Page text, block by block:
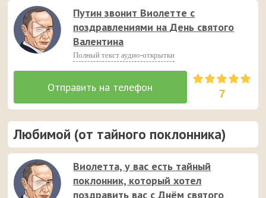
Путин звонит Виолетте с
поздравлениями на День святого
Валентина
Полный текст аудио-открытки
7
Любимой (от тайного поклонника)
Виолетта, у вас есть тайный
поклонник, который хотел
поздравить вас с Днём святого